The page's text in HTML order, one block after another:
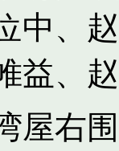
中 、
益、
屋右